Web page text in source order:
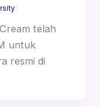
telah
untuk
resmi di